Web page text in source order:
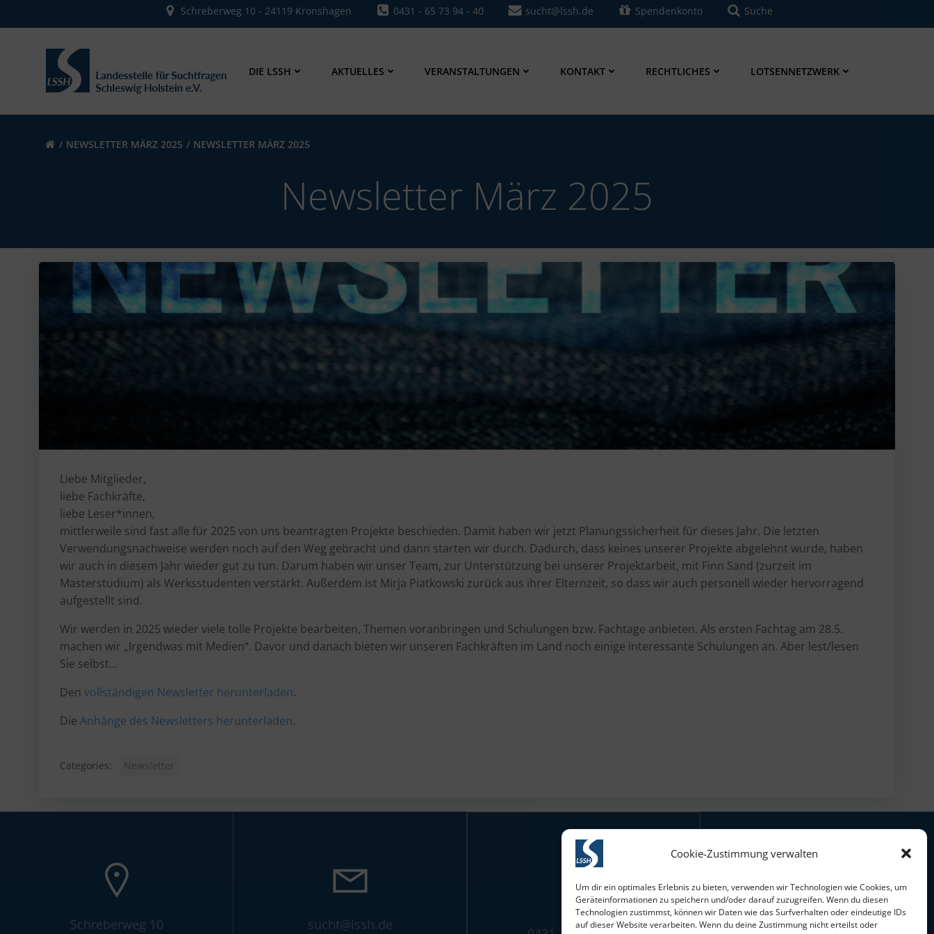
Cookie-Zustimmung verwalten
Um dir ein optimales Erlebnis zu bieten, verwenden wir Technologien wie Cookies, um
Geräteinformationen zu speichern und/oder darauf zuzugreifen. Wenn du diesen
Technologien zustimmst, können wir Daten wie das Surfverhalten oder eindeutige IDs
auf dieser Website verarbeiten. Wenn du deine Zustimmung nicht erteilst oder
Inhalt
Schreberweg 10 - 24119 Kronshagen 0431 - 65 73 94 - 40 sucht@lssh.de Spendenkonto Suche
DIE LSSH AKTUELLES VERANSTALTUNGEN KONTAKT RECHTLICHES LOTSENNETZWERK
NEWSLETTER MÄRZ 2025 NEWSLETTER MÄRZ 2025
Newsletter März 2025
Liebe Mitglieder,
liebe Fachkräfte,
liebe Leser*innen,
mittlerweile sind fast alle für 2025 von uns beantragten Projekte beschieden. Damit haben wir jetzt Planungssicherheit für dieses Jahr. Die letzten
Verwendungsnachweise werden noch auf den Weg gebracht und dann starten wir durch. Dadurch, dass keines unserer Projekte abgelehnt wurde, haben
wir auch in diesem Jahr wieder gut zu tun. Darum haben wir unser Team, zur Unterstützung bei unserer Projektarbeit, mit Finn Sand (zurzeit im
Masterstudium) als Werksstudenten verstärkt. Außerdem ist Mirja Piatkowski zurück aus ihrer Elternzeit, so dass wir auch personell wieder hervorragend
aufgestellt sind.
Wir werden in 2025 wieder viele tolle Projekte bearbeiten, Themen voranbringen und Schulungen bzw. Fachtage anbieten. Als ersten Fachtag am 28.5.
machen wir „Irgendwas mit Medien“. Davor und danach bieten wir unseren Fachkräften im Land noch einige interessante Schulungen an. Aber lest/lesen
Sie selbst…
Den vollständigen Newsletter herunterladen.
Die Anhänge des Newsletters herunterladen.
Categories: Newsletter
Schreberweg 10 sucht@lssh.de
Unterstützung des